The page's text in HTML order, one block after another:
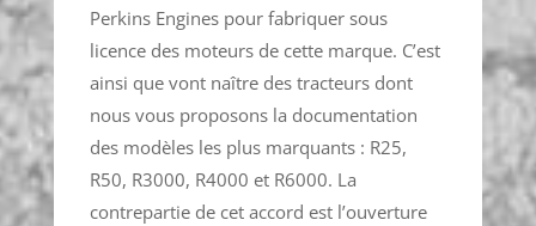
Perkins Engines pour fabriquer sous
licence des moteurs de cette marque. C’est
ainsi que vont naître des tracteurs dont
nous vous proposons la documentation
des modèles les plus marquants : R25,
R50, R3000, R4000 et R6000. La
contrepartie de cet accord est l’ouverture